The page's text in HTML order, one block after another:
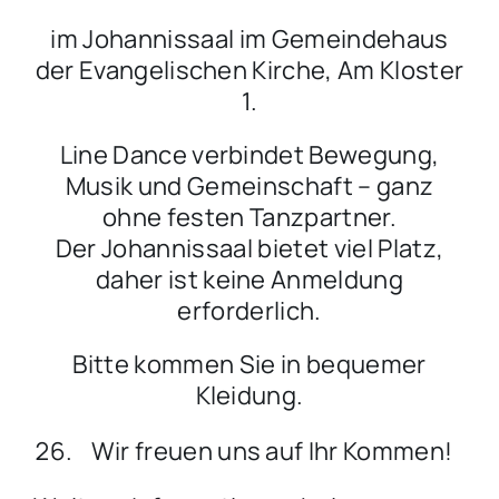
im Johannissaal im Gemeindehaus
der Evangelischen Kirche, Am Kloster
1.
Line Dance verbindet Bewegung,
Musik und Gemeinschaft – ganz
ohne festen Tanzpartner.
Der Johannissaal bietet viel Platz,
daher ist keine Anmeldung
erforderlich.
Bitte kommen Sie in bequemer
Kleidung.
Wir freuen uns auf Ihr Kommen!